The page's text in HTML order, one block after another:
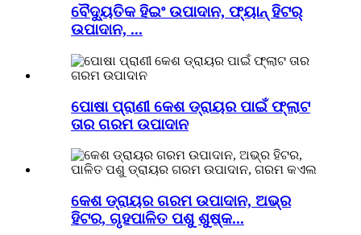
ବୈଦ୍ୟୁତିକ ହିଇଂ ଉପାଦାନ, ଫ୍ୟାନ୍ ହିଟର୍
ଉପାଦାନ, ...
ପୋଷା ପ୍ରାଣୀ କେଶ ଡ୍ରାୟର ପାଇଁ ଫ୍ଲାଟ
ତାର ଗରମ ଉପାଦାନ
କେଶ ଡ୍ରାୟର ଗରମ ଉପାଦାନ, ଅଭ୍ର
ହିଟର, ଗୃହପାଳିତ ପଶୁ ଶୁଷ୍କ...